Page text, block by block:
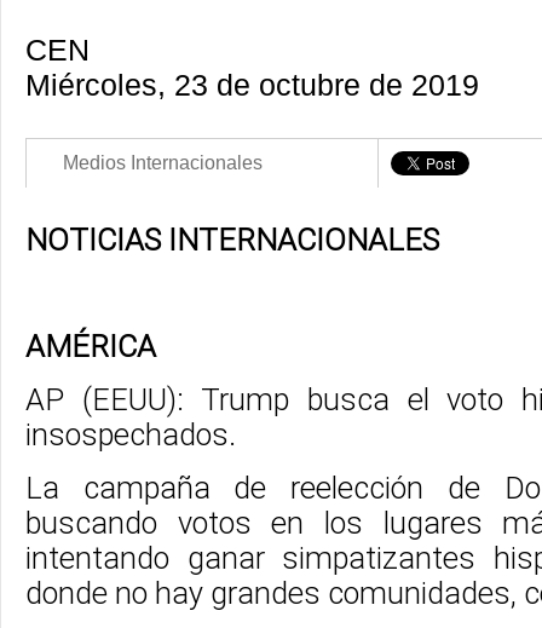
CEN
Miércoles, 23 de octubre de 2019
Medios Internacionales
NOTICIAS INTERNACIONALES
AMÉRICA
AP (EEUU): Trump busca el voto
insospechados.
La campaña de reelección de
buscando votos en los lugares
intentando ganar simpatizantes
donde no hay grandes comunidades,